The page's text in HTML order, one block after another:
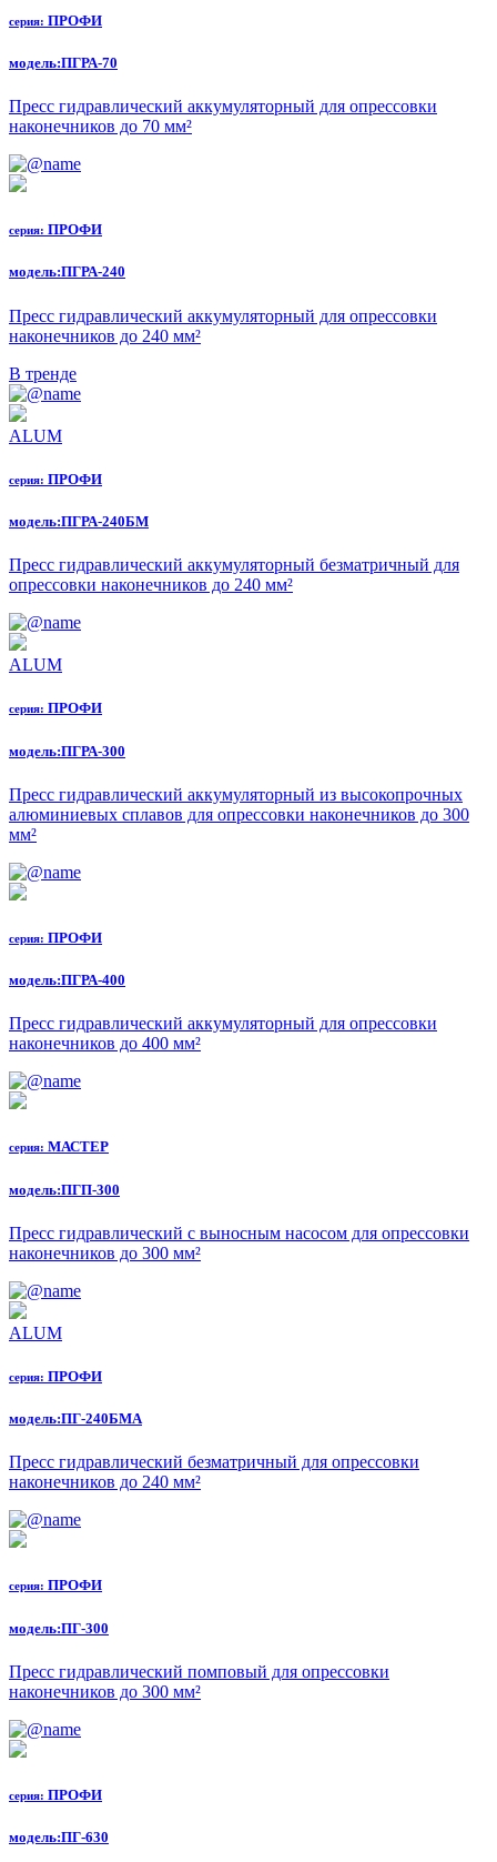
серия: ПРОФИ
модель:ПГРА-70
Пресс гидравлический аккумуляторный для опрессовки
наконечников до 70 мм²
серия: ПРОФИ
модель:ПГРА-240
Пресс гидравлический аккумуляторный для опрессовки
наконечников до 240 мм²
В тренде
ALUM
серия: ПРОФИ
модель:ПГРА-240БМ
Пресс гидравлический аккумуляторный безматричный для
опрессовки наконечников до 240 мм²
ALUM
серия: ПРОФИ
модель:ПГРА-300
Пресс гидравлический аккумуляторный из высокопрочных
алюминиевых сплавов для опрессовки наконечников до 300
мм²
серия: ПРОФИ
модель:ПГРА-400
Пресс гидравлический аккумуляторный для опрессовки
наконечников до 400 мм²
серия: МАСТЕР
модель:ПГП-300
Пресс гидравлический с выносным насосом для опрессовки
наконечников до 300 мм²
ALUM
серия: ПРОФИ
модель:ПГ-240БМА
Пресс гидравлический безматричный для опрессовки
наконечников до 240 мм²
серия: ПРОФИ
модель:ПГ-300
Пресс гидравлический помповый для опрессовки
наконечников до 300 мм²
серия: ПРОФИ
модель:ПГ-630